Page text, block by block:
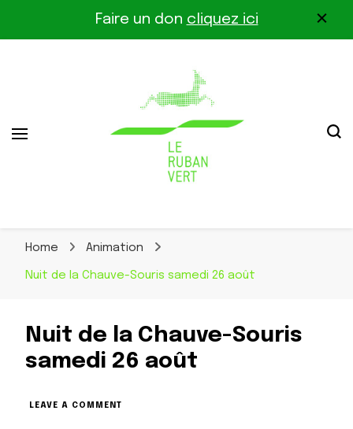
Faire un don cliquez ici
Le Ruban Vert
Home Animation
Nuit de la Chauve-Souris samedi 26 août
Nuit de la Chauve-Souris
samedi 26 août
LEAVE A COMMENT